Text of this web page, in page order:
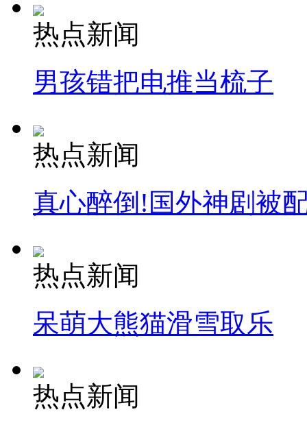
热点新闻
男孩错把电推当梳子
热点新闻
真心醉倒!国外神剧被
热点新闻
呆萌大熊猫滑雪取乐
热点新闻